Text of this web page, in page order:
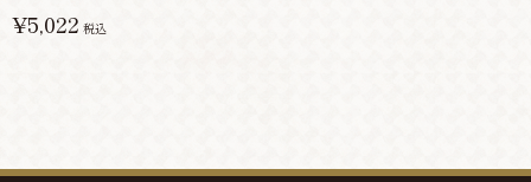
¥5,022 税込